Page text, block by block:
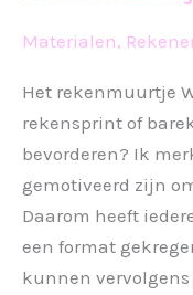
Materialen,
Het rekenmuurtje
rekensprint of
bevorderen? Ik
gemotiveerd zijn
Daarom heeft
een format
kunnen